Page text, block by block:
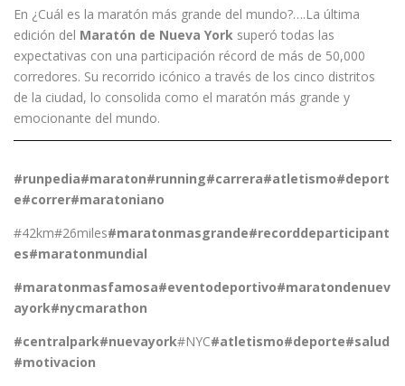
En ¿Cuál es la maratón más grande del mundo?….La última
edición del Maratón de Nueva York superó todas las
expectativas con una participación récord de más de 50,000
corredores. Su recorrido icónico a través de los cinco distritos
de la ciudad, lo consolida como el maratón más grande y
emocionante del mundo.
#runpedia#maraton#running#carrera#atletismo#deport
e#correr#maratoniano
#42km#26miles#maratonmasgrande#recorddeparticipant
es#maratonmundial
#maratonmasfamosa#eventodeportivo#maratondenuev
ayork#nycmarathon
#centralpark#nuevayork#NYC#atletismo#deporte#salud
#motivacion